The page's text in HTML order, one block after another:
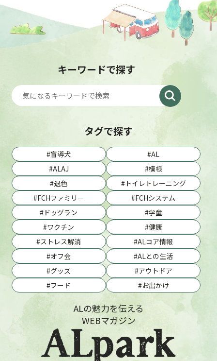
キーワードで探す
タグで探す
盲導犬
AL
ALAJ
模様
退色
トイレトレーニング
FCHファミリー
FCHシステム
ドッグラン
学童
ワクチン
健康
ストレス解消
ALコア情報
オフ会
ALとの生活
グッズ
アウトドア
フード
お出かけ
ALの魅力を伝える
WEBマガジン